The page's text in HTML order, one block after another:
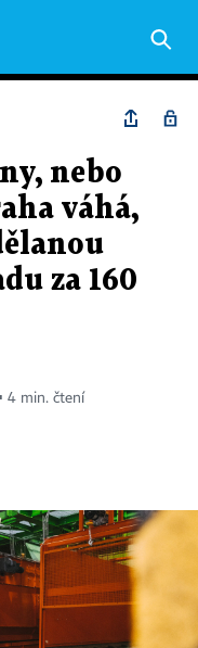
nebo
váhá,
za 160
4 min. čtení